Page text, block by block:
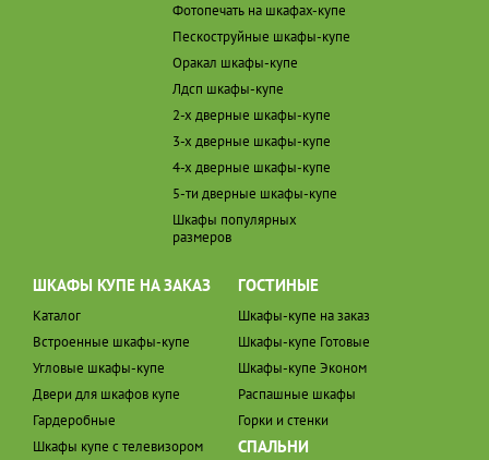
Фотопечать на шкафах-купе
Пескоструйные шкафы-купе
Оракал шкафы-купе
Лдсп шкафы-купе
2-х дверные шкафы-купе
3-х дверные шкафы-купе
4-х дверные шкафы-купе
5-ти дверные шкафы-купе
Шкафы популярных
размеров
ШКАФЫ КУПЕ НА ЗАКАЗ
Каталог
Встроенные шкафы-купе
Угловые шкафы-купе
Двери для шкафов купе
Гардеробные
Шкафы купе с телевизором
ГОСТИНЫЕ
Шкафы-купе на заказ
Шкафы-купе Готовые
Шкафы-купе Эконом
Распашные шкафы
Горки и стенки
СПАЛЬНИ